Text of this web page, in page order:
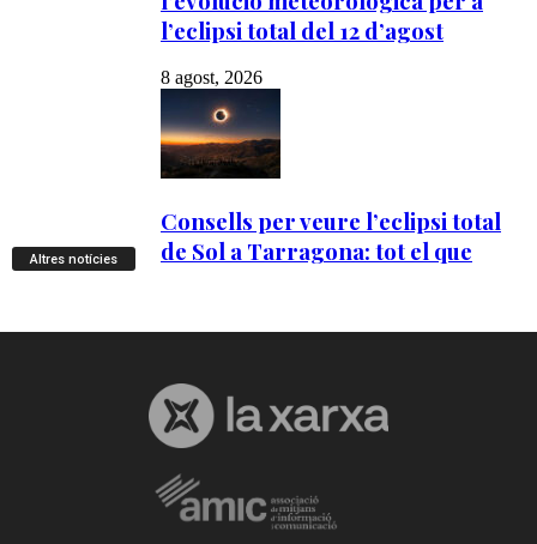
Altres notícies